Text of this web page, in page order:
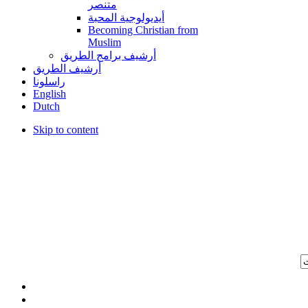
متنصر
أيديولوجية المحبة
Becoming Christian from
Muslim
أرشيف برامج الطريق
أرشيف الطريق
راسلونا
English
Dutch
Skip to content